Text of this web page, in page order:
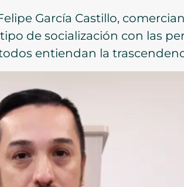
García Castillo,
de socialización con las
entiendan la